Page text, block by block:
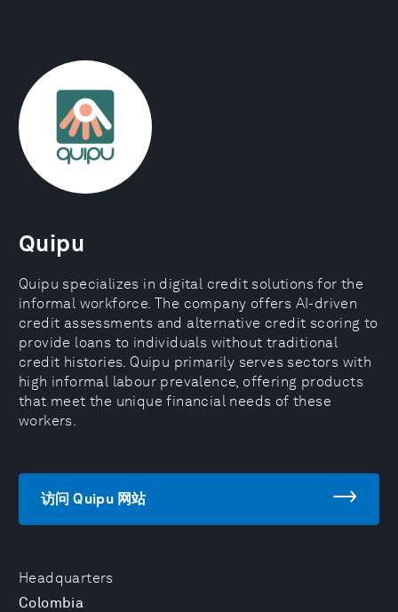
Headquarters
Colombia
Quipu
Quipu specializes in digital credit solutions for the
informal workforce. The company offers AI-driven
credit assessments and alternative credit scoring to
provide loans to individuals without traditional
credit histories. Quipu primarily serves sectors with
high informal labour prevalence, offering products
that meet the unique financial needs of these
workers.
访问 Quipu 网站